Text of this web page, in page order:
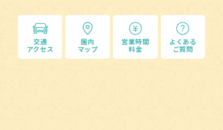
交通
アクセス
園内
マップ
営業時間
料金
よくある
ご質問